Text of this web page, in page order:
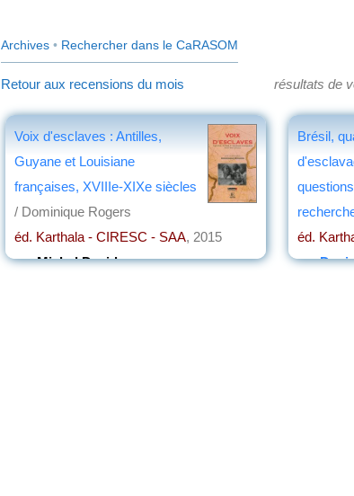
Archives • Rechercher dans le CaRASOM
Retour aux recensions du mois résultats de
Voix d'esclaves : Antilles,
Guyane et Louisiane
françaises, XVIIIe-XIXe siècles
/ Dominique Rogers
éd. Karthala - CIRESC - SAA, 2015
parMichel David
Brésil,
éd.
par